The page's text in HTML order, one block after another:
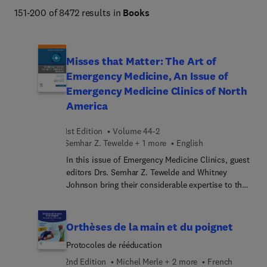
Netter Atlas of Human Anatomy, Braunwald's Heart
(Rumack), The Harriet Lane Handbook, Fanaroff and
Martin's Neonatal-Perinatal Medicine, Ferri's Clinical
Advisor, Conn's Current Therapy, and more.
151-200 of 8472 results in Books
Misses that Matter: The Art of
Emergency Medicine, An Issue of
Emergency Medicine Clinics of North
America
1st Edition
Volume 44-2
Semhar Z. Tewelde + 1 more
English
In this issue of Emergency Medicine Clinics, guest
editors Drs. Semhar Z. Tewelde and Whitney
Johnson bring their considerable expertise to the
emphasizes the significance of paying attention
to, recognizing, and addressing small details to
ensure comprehensive and effective patient care
during emergencies. In this issue, top experts
Orthèses de la main et du poignet
Protocoles de rééducation
2nd Edition
Michel Merle + 2 more
French